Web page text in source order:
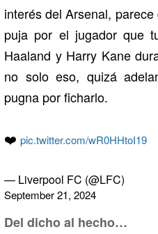
interés del Arsenal,
puja por el jugador que
Haaland y Harry Kane
no solo eso, quizá
pugna por ficharlo.
❤️ pic.twitter.com/wR0HHtoI19
— Liverpool FC (@LFC)
September 21, 2024
Del dicho al hecho…